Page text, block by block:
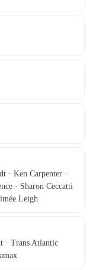
· Ken Carpenter ·
· Sharon Ceccatti
Leigh
· Trans Atlantic